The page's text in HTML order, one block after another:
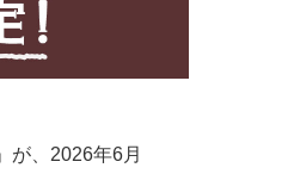
が、2026年6月